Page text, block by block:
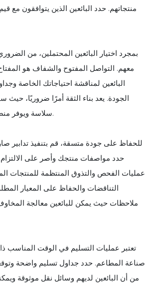
منتجاتهم. حدد البائعين الذين يتوافقون مع
بمجرد اختيار البائعين المحتملين، من
معهم. التواصل المفتوح والشفاف هو
البائعين لمناقشة احتياجاتك الخاصة
الجودة. يعد بناء الثقة أمرًا ضروريًا، حيث
سلاسة ويوفر منصة للتعليقات البناءة.
للحفاظ على جودة متسقة، قم بتنفيذ تدابير
حدد مواصفات منتجك وأصر على
عمليات الفحص والتذوق المنتظمة للمنتجات
التناقضات والحفاظ على المعيار
ملاحظات حيث يمكن للبائعين معالجة
تعتبر عمليات التسليم في الوقت
صناعة المطاعم. حدد جداول تسليم واضحة
من أن البائعين لديهم وسائل نقل موثوقة